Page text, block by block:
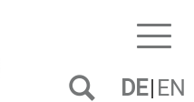
DE EN